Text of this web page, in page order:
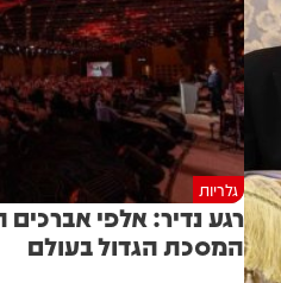
גלריות
רגע נדיר: אלפי
המסכת הגדול בעולם